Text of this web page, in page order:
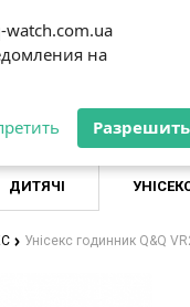
watch.com.ua
на
Разрешить
watch.com.ua
на
Разрешить
Контакты
ДИТЯЧІ
Унісекс годинник Q&Q